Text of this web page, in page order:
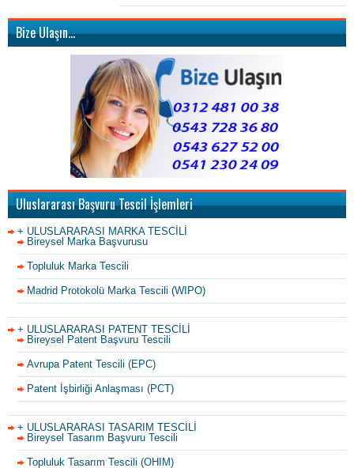
Bize Ulaşın…
Uluslararası Başvuru Tescil İşlemleri
+ ULUSLARARASI MARKA TESCİLİ
Bireysel Marka Başvurusu
Topluluk Marka Tescili
Madrid Protokolü Marka Tescili (WIPO)
+ ULUSLARARASI PATENT TESCİLİ
Bireysel Patent Başvuru Tescili
Avrupa Patent Tescili (EPC)
Patent İşbirliği Anlaşması (PCT)
+ ULUSLARARASI TASARIM TESCİLİ
Bireysel Tasarım Başvuru Tescili
Topluluk Tasarım Tescili (OHIM)